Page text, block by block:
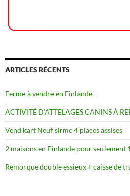
ARTICLES RÉCENTS
Ferme à vendre en Finlande
ACTIVITÉ D’ATTELAGES CANINS À
Vend kart Neuf slrmc 4 places assises
2 maisons en Finlande pour seulement
Remorque double essieux + caisse de